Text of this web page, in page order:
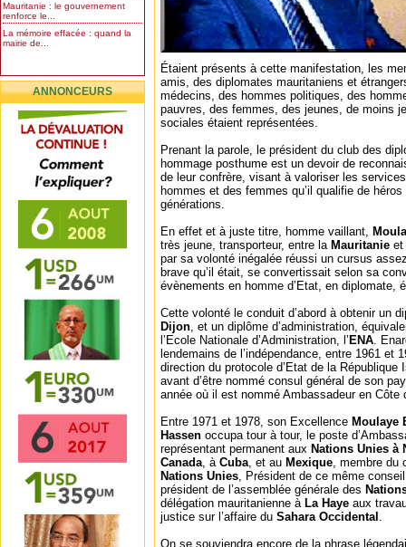
Mauritanie : le gouvernement
renforce le...
La mémoire effacée : quand la
mairie de...
ANNONCEURS
Étaient présents à cette manifestation, les
amis, des diplomates mauritaniens et
médecins, des hommes politiques, des
pauvres, des femmes, des jeunes, de moins
sociales étaient représentées.
Prenant la parole, le président du club des
hommage posthume est un devoir de
de leur confrère, visant à valoriser les
hommes et des femmes qu’il qualifie de
générations.
En effet et à juste titre, homme vaillant,
très jeune, transporteur, entre la Mauritanie
par sa volonté inégalée réussi un cursus
brave qu’il était, se convertissait selon sa
évènements en homme d’Etat, en
Cette volonté le conduit d’abord à obtenir un
Dijon, et un diplôme d’administration,
l’Ecole Nationale d’Administration, l’ ENA.
lendemains de l’indépendance, entre 1961 et
direction du protocole d’Etat de la République
avant d’être nommé consul général de son
année où il est nommé Ambassadeur en Côte
Entre 1971 et 1978, son Excellence Moulaye
Hassen occupa tour à tour, le poste
représentant permanent aux Nations Unies à
Canada, à Cuba, et au Mexique, membre du
Nations Unies, Président de ce même
président de l’assemblée générale des
délégation mauritanienne àLa Haye aux
justice sur l’affaire du Sahara Occidental .
On se souviendra encore de la phrase